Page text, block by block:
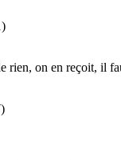
rien, on en reçoit, il